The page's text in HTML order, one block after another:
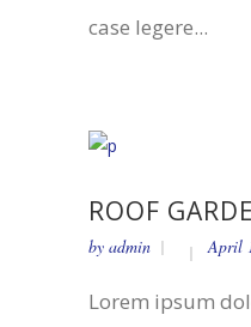
case legere...
ROOF
by admin April
Lorem ipsum